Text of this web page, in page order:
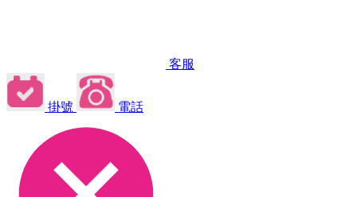
客服
掛號 電話